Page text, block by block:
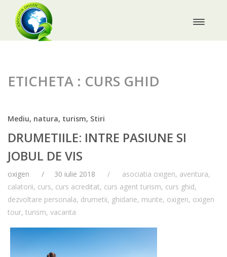
ETICHETA : CURS GHID
Mediu, natura, turism, Stiri
DRUMETIILE: INTRE PASIUNE SI
JOBUL DE VIS
oxigen 30 iulie 2018 asociatia oxigen, aventura,
calatorii, curs, curs acreditat, curs agent turism, curs ghid,
dezvoltare personala, drumetii, ghidarie, munte, oxigen, oxigen
tour, turism, vacanta